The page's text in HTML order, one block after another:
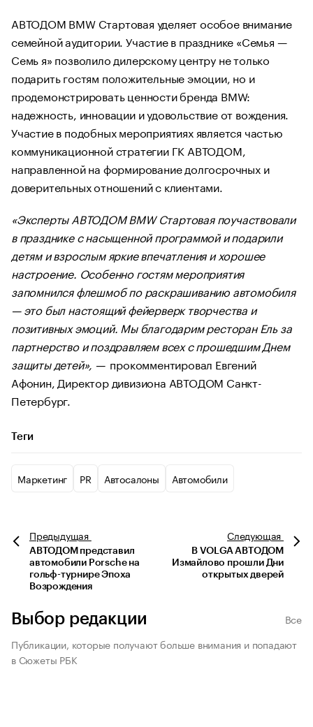
АВТОДОМ BMW Стартовая уделяет особое внимание
семейной аудитории. Участие в празднике «Семья —
Семь я» позволило дилерскому центру не только
подарить гостям положительные эмоции, но и
продемонстрировать ценности бренда BMW:
надежность, инновации и удовольствие от вождения.
Участие в подобных мероприятиях является частью
коммуникационной стратегии ГК АВТОДОМ,
направленной на формирование долгосрочных и
доверительных отношений с клиентами.
«Эксперты АВТОДОМ BMW Стартовая поучаствовали
в празднике с насыщенной программой и подарили
детям и взрослым яркие впечатления и хорошее
настроение. Особенно гостям мероприятия
запомнился флешмоб по раскрашиванию автомобиля
— это был настоящий фейерверк творчества и
позитивных эмоций. Мы благодарим ресторан Ель за
партнерство и поздравляем всех с прошедшим Днем
защиты детей», — прокомментировал Евгений
Афонин, Директор дивизиона АВТОДОМ Санкт-
Петербург.
Теги
Маркетинг PR Автосалоны Автомобили
Предыдущая
АВТОДОМ представил
автомобили Porsche на
гольф-турнире Эпоха
Возрождения
Следующая
В VOLGA АВТОДОМ
Измайлово прошли Дни
открытых дверей
Выбор редакции
Все
Публикации, которые получают больше внимания и попадают
в Сюжеты РБК